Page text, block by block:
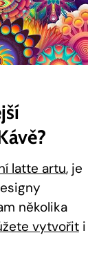
latte artu, je
několika
vytvořit i